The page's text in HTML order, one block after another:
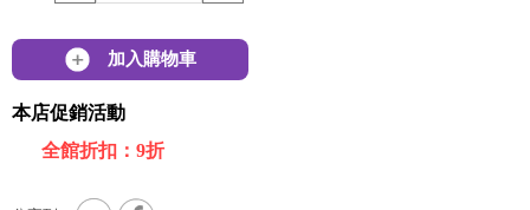
加入購物車
本店促銷活動
全館折扣：9折